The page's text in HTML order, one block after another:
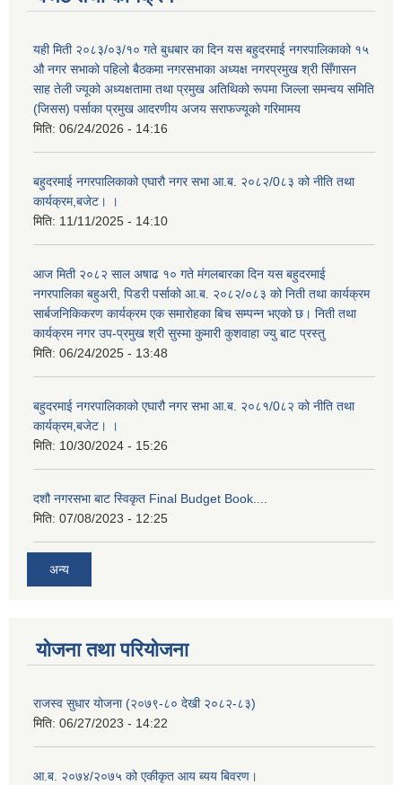
यही मिती २०८३/०३/१० गते बुधबार का दिन यस बहुदरमाई नगरपालिकाको १५
औ नगर सभाको पहिलो बैठकमा नगरसभाका अध्यक्ष नगरप्रमुख श्री सिँगासन
साह तेली ज्यूको अध्यक्षतामा तथा प्रमुख अतिथिको रूपमा जिल्ला समन्वय समिति
(जिसस) पर्साका प्रमुख आदरणीय अजय सराफज्यूको गरिमामय
मिति: 06/24/2026 - 14:16
बहुदरमाई नगरपालिकाको एघारौ नगर सभा आ.ब. २०८२/0८३ को नीति तथा
कार्यक्रम,बजेट। ।
मिति: 11/11/2025 - 14:10
आज मिती २०८२ साल अषाढ १० गते मंगलबारका दिन यस बहुदरमाई
नगरपालिका बहुअरी, पिडरी पर्साको आ.ब. २०८२/०८३ को निती तथा कार्यक्रम
सार्बजनिकिकरण कार्यक्रम एक समारोहका बिच सम्पन्न भएको छ। निती तथा
कार्यक्रम नगर उप-प्रमुख श्री सुस्मा कुमारी कुशवाहा ज्यु बाट प्रस्तु
मिति: 06/24/2025 - 13:48
बहुदरमाई नगरपालिकाको एघारौ नगर सभा आ.ब. २०८१/0८२ को नीति तथा
कार्यक्रम,बजेट। ।
मिति: 10/30/2024 - 15:26
दशौ नगरसभा बाट स्विकृत Final Budget Book....
मिति: 07/08/2023 - 12:25
अन्य
योजना तथा परियोजना
राजस्व सुधार योजना (२०७९-८० देखी २०८२-८३)
मिति: 06/27/2023 - 14:22
आ.ब. २०७४/२०७५ को एकीकृत आय ब्यय बिवरण।